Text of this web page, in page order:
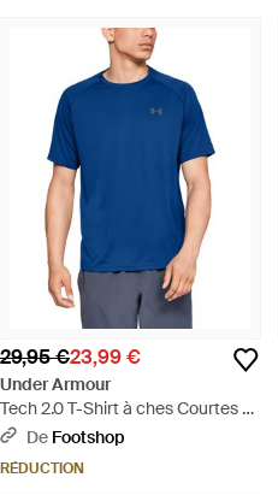
29,95 €23,99 €
Under Armour
Tech 2.0 T-Shirt à ches Courtes -
BleuDe Footshop
RÉDUCTION